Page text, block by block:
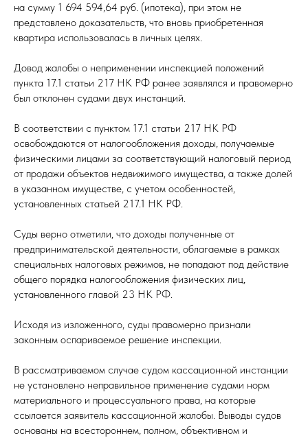
на сумму 1 694 594,64 руб. (ипотека), при этом не
представлено доказательств, что вновь приобретенная
квартира использовалась в личных целях.
Довод жалобы о неприменении инспекцией положений
пункта 17.1 статьи 217 НК РФ ранее заявлялся и правомерно
был отклонен судами двух инстанций.
В соответствии с пунктом 17.1 статьи 217 НК РФ
освобождаются от налогообложения доходы, получаемые
физическими лицами за соответствующий налоговый период
от продажи объектов недвижимого имущества, а также долей
в указанном имуществе, с учетом особенностей,
установленных статьей 217.1 НК РФ.
Суды верно отметили, что доходы полученные от
предпринимательской деятельности, облагаемые в рамках
специальных налоговых режимов, не попадают под действие
общего порядка налогообложения физических лиц,
установленного главой 23 НК РФ.
Исходя из изложенного, суды правомерно признали
законным оспариваемое решение инспекции.
В рассматриваемом случае судом кассационной инстанции
не установлено неправильное применение судами норм
материального и процессуального права, на которые
ссылается заявитель кассационной жалобы. Выводы судов
основаны на всестороннем, полном, объективном и